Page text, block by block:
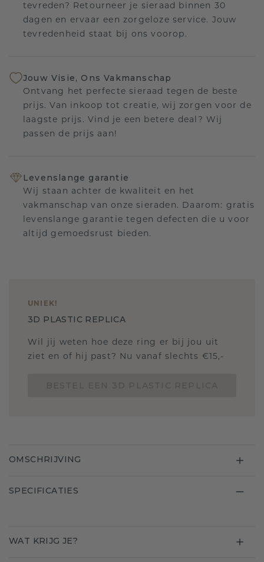
tevreden? Retourneer je sieraad binnen 30
dagen en ervaar een zorgeloze service. Jouw
tevredenheid staat bij ons voorop.
Jouw Visie, Ons Vakmanschap
Ontvang het perfecte sieraad tegen de beste
prijs. Van inkoop tot creatie, wij zorgen voor de
laagste prijs. Vind je een betere deal? Wij
passen de prijs aan!
Levenslange garantie
Wij staan achter de kwaliteit en het
vakmanschap van onze sieraden. Daarom: gratis
levenslange garantie tegen defecten die u voor
altijd gemoedsrust bieden.
UNIEK!
3D PLASTIC REPLICA
Wil jij weten hoe deze ring er bij jou uit
ziet en of hij past? Nu vanaf slechts €15,-
OMSCHRIJVING
SPECIFICATIES
WAT KRIJG JE?